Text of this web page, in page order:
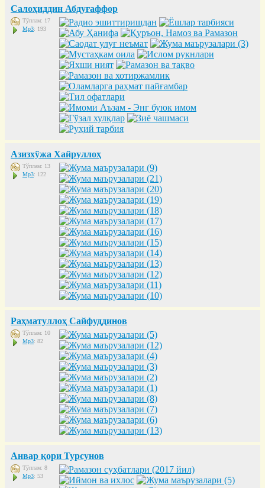
Салоҳиддин Абдуғаффор
Тўплам: 17
Mp3: 193
Азизхўжа Хайруллоҳ
Тўплам: 13
Mp3: 122
Раҳматуллоҳ Сайфуддинов
Тўплам: 10
Mp3: 82
Анвар қори Турсунов
Тўплам: 8
Mp3: 53